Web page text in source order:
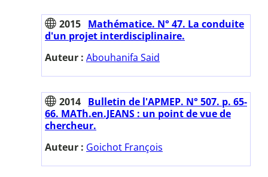
2015 Mathématice. N° 47. La conduite
d'un projet interdisciplinaire.
Auteur : Abouhanifa Said
2014 Bulletin de l'APMEP. N° 507. p. 65-
66. MATh.en.JEANS : un point de vue de
chercheur.
Auteur : Goichot François